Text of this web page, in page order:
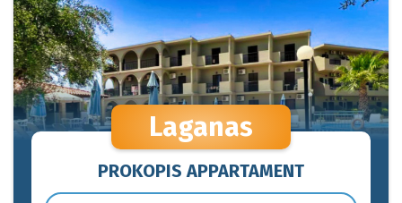
Laganas
PROKOPIS APPARTAMENT